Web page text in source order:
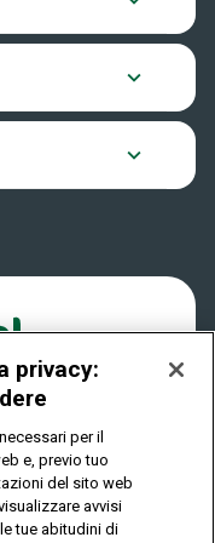
PUÒ CAUSARE
privacy:
per il
e, previo tuo
del sito web
avvisi
tue abitudini di